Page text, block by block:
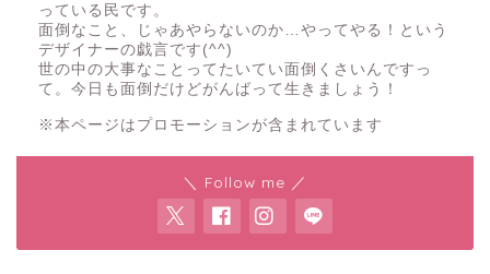
っている民です。
面倒なこと、じゃあやらないのか…やってやる！という
デザイナーの戯言です(^^)
世の中の大事なことってたいてい面倒くさいんですっ
て。今日も面倒だけどがんばって生きましょう！
※本ページはプロモーションが含まれています
＼ Follow me ／